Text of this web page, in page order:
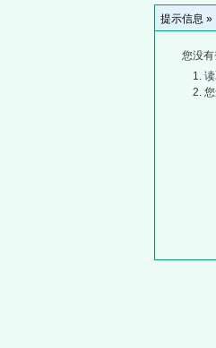
提示信息 »
您没